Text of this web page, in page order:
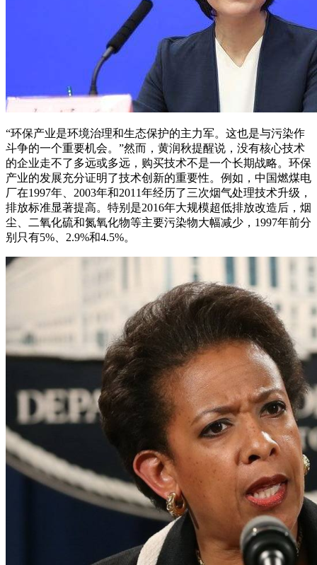
“环保产业是环境治理和生态保护的主力军。这也是与污染作
斗争的一个重要机会。”然而，黄润秋提醒说，没有核心技术
的企业走不了多远或多远，购买技术不是一个长期战略。环保
产业的发展充分证明了技术创新的重要性。例如，中国燃煤电
厂在1997年、2003年和2011年经历了三次烟气处理技术升级，
排放标准显著提高。特别是2016年大规模超低排放改造后，烟
尘、二氧化硫和氮氧化物等主要污染物大幅减少，1997年前分
别只有5%、2.9%和4.5%。